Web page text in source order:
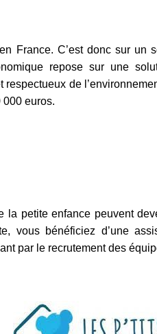
France. C’est donc sur
repose sur une
respectueux de
000 euros.
petite enfance peuvent
vous bénéficiez d’une
par le recrutement des